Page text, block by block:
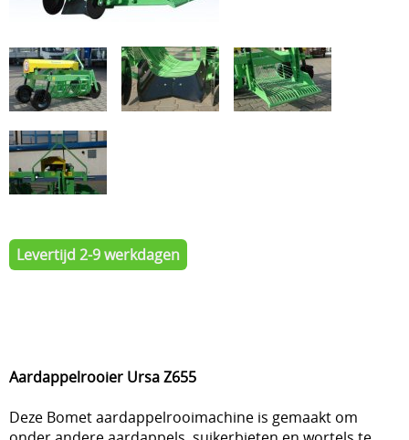
Levertijd 2-9 werkdagen
Aardappelrooier Ursa Z655
Deze Bomet aardappelrooimachine is gemaakt om